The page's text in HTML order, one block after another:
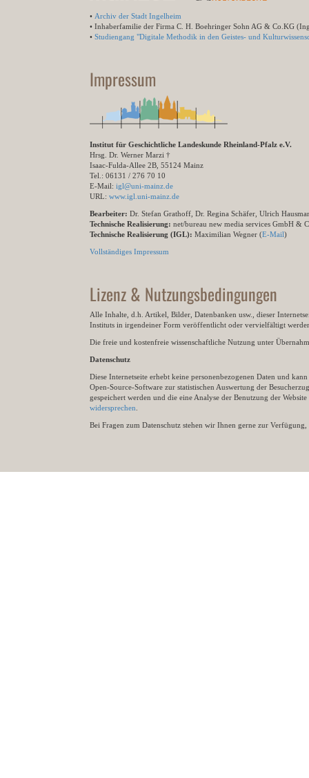
• Archiv der Stadt Ingelheim
• Inhaberfamilie der Firma C. H. Boehringer Sohn AG & Co.KG
• Studiengang "Digitale Methodik in den Geistes- und
Impressum
Institut für Geschichtliche Landeskunde Rheinland-Pfalz e.V.
Hrsg. Dr. Werner Marzi †
Isaac-Fulda-Allee 2B, 55124 Mainz
Tel.: 06131 / 276 70 10
E-Mail: igl@uni-mainz.de
URL: www.igl.uni-mainz.de
Bearbeiter: Dr. Stefan Grathoff, Dr. Regina Schäfer, Ulrich
Technische Realisierung: net/bureau new media services GmbH &
Technische Realisierung (IGL): Maximilian Wegner (E-Mail)
Vollständiges Impressum
Lizenz & Nutzungsbedingungen
Alle Inhalte, d.h. Artikel, Bilder, Datenbanken usw., dieser
Instituts in irgendeiner Form veröffentlicht oder vervielfältigt
Die freie und kostenfreie wissenschaftliche Nutzung unter
Datenschutz
Diese Internetseite erhebt keine personenbezogenen Daten und
Open-Source-Software zur statistischen Auswertung der
gespeichert werden und die eine Analyse der Benutzung der
widersprechen
Bei Fragen zum Datenschutz stehen wir Ihnen gerne zur